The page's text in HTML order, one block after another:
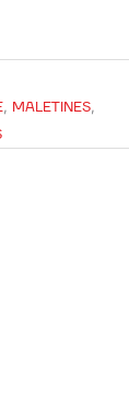
, MALETINES,